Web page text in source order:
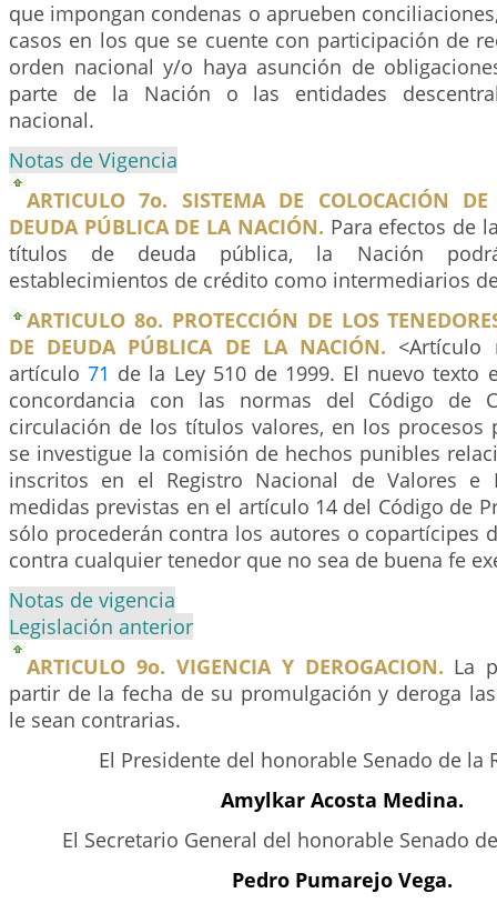
que impongan condenas o aprueben
casos en los que se cuente con participación de
orden nacional y/o haya asunción de
parte de la Nación o las entidades
nacional.
Notas de Vigencia
ARTICULO 7o. SISTEMA DE COLOCACIÓN
DEUDA PÚBLICA DE LA NACIÓN. Para efectos de
títulos de deuda pública, la Nación
establecimientos de crédito como intermediarios
ARTICULO 8o. PROTECCIÓN DE LOS
DE DEUDA PÚBLICA DE LA NACIÓN.
artículo71 de la Ley 510 de 1999. El nuevo texto
concordancia con las normas del Código de
circulación de los títulos valores, en los procesos
se investigue la comisión de hechos punibles
inscritos en el Registro Nacional de Valores e
medidas previstas en el artículo 14 del Código de
sólo procederán contra los autores o copartícipes
contra cualquier tenedor que no sea de buena fe
Notas de vigencia
Legislación anterior
ARTICULO 9o. VIGENCIA Y DEROGACION. La
partir de la fecha de su promulgación y deroga
le sean contrarias.
El Presidente del honorable Senado de la
Amylkar Acosta Medina.
El Secretario General del honorable Senado
Pedro Pumarejo Vega.